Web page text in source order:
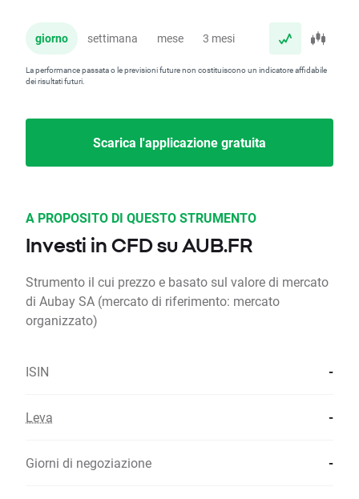
giorno settimana mese 3 mesi anno
La performance passata o le previsioni future non costituiscono un indicatore affidabile
dei risultati futuri.
Scarica l'applicazione gratuita
A PROPOSITO DI QUESTO STRUMENTO
Investi in CFD su AUB.FR
Strumento il cui prezzo e basato sul valore di mercato
di Aubay SA (mercato di riferimento: mercato
organizzato)
ISIN -
Leva -
Giorni di negoziazione -